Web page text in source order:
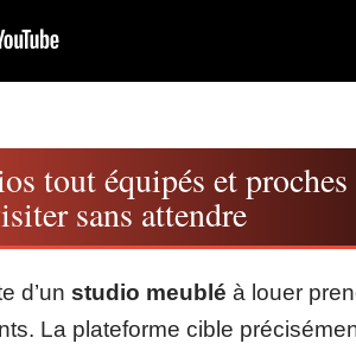
tout équipés et
sans attendre
d’un studio meublé à louer
La plateforme cible